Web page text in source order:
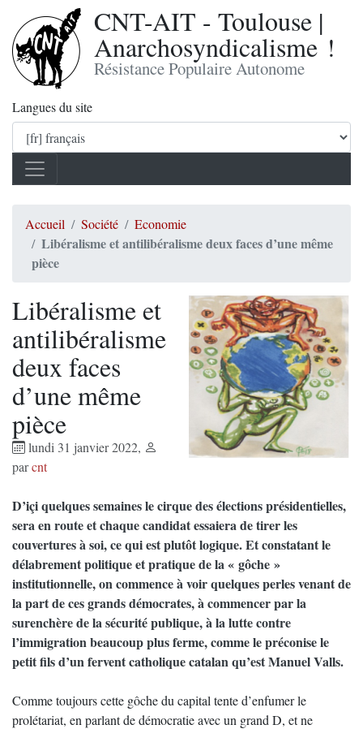
CNT-AIT - Toulouse |
Anarchosyndicalisme !
Résistance Populaire Autonome
Langues du site
Accueil Société Economie
Libéralisme et antilibéralisme deux faces d’une même
pièce
Libéralisme et
antilibéralisme
deux faces
d’une même
pièce
lundi 31 janvier 2022,
parcnt
D’içi quelques semaines le cirque des élections présidentielles,
sera en route et chaque candidat essaiera de tirer les
couvertures à soi, ce qui est plutôt logique. Et constatant le
délabrement politique et pratique de la « gôche »
institutionnelle, on commence à voir quelques perles venant de
la part de ces grands démocrates, à commencer par la
surenchère de la sécurité publique, à la lutte contre
l’immigration beaucoup plus ferme, comme le préconise le
petit fils d’un fervent catholique catalan qu’est Manuel Valls.
Comme toujours cette gôche du capital tente d’enfumer le
prolétariat, en parlant de démocratie avec un grand D, et ne